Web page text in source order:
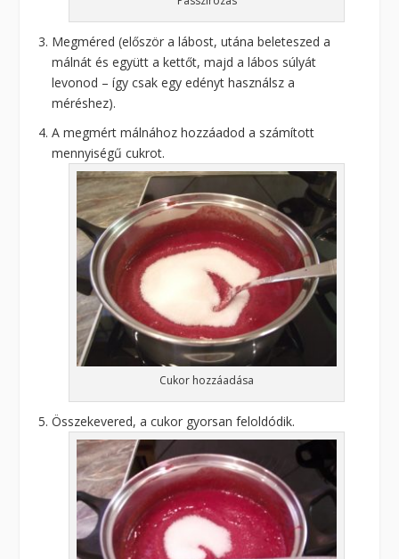
Megméred (először a lábost, utána beleteszed a
málnát és együtt a kettőt, majd a lábos súlyát
levonod – így csak egy edényt használsz a
méréshez).
A megmért málnához hozzáadod a számított
mennyiségű cukrot.
Cukor hozzáadása
Összekevered, a cukor gyorsan feloldódik.